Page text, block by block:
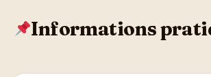
Informations